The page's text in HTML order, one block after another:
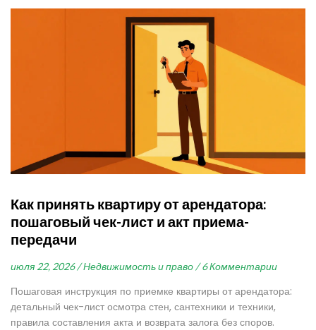
Как принять квартиру от арендатора:
пошаговый чек-лист и акт приема-
передачи
июля 22, 2026 / Недвижимость и право / 6 Комментарии
Пошаговая инструкция по приемке квартиры от арендатора:
детальный чек-лист осмотра стен, сантехники и техники,
правила составления акта и возврата залога без споров.